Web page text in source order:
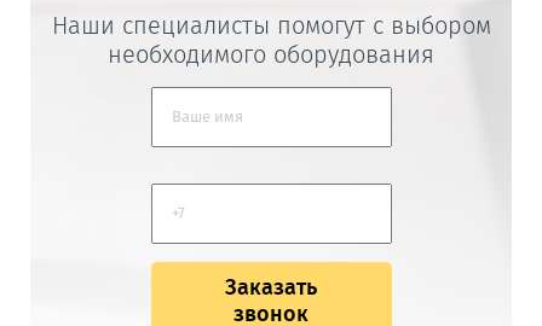
Наши специалисты помогут с выбором
необходимого оборудования
Заказать
звонок